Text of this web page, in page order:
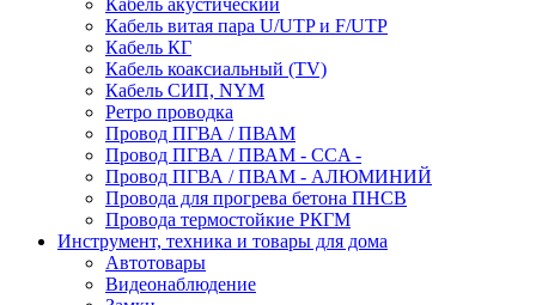
Кабель акустический
Кабель витая пара U/UTP и F/UTP
Кабель КГ
Кабель коаксиальный (TV)
Кабель СИП, NYM
Ретро проводка
Провод ПГВА / ПВАМ
Провод ПГВА / ПВАМ - CCA -
Провод ПГВА / ПВАМ - АЛЮМИНИЙ
Провода для прогрева бетона ПНСВ
Провода термостойкие РКГМ
Инструмент, техника и товары для дома
Автотовары
Видеонаблюдение